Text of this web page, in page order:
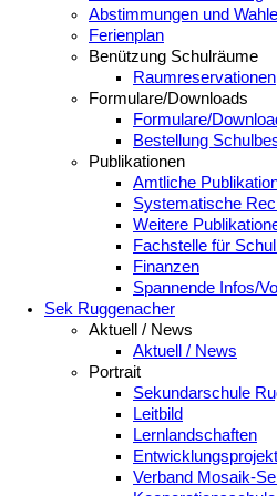
Abstimmungen und
Ferienplan
Benützung Schulräume
Raumreservationen
Formulare/Downloads
Formulare/
Bestellung
Publikationen
Amtliche
Systematische
Weitere
Fachstelle für
Finanzen
Spannende Infos/
Sek Ruggenacher
Aktuell / News
Aktuell / News
Portrait
Sekundarschule
Leitbild
Lernlandschaften
Verband Mosaik-